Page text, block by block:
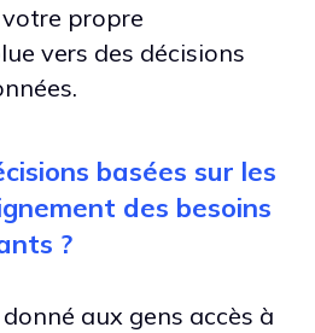
propre
vers des décisions
basées sur les
des besoins
?
aux gens accès à